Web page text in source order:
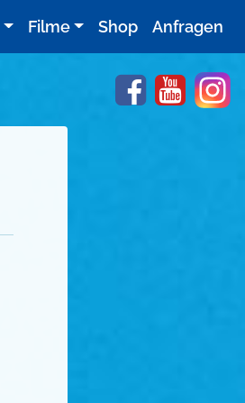
Filme Shop Anfragen
FacebookYouTube